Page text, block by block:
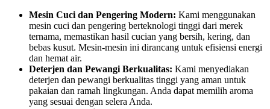
Mesin Cuci dan Pengering Modern: Kami menggunakan
mesin cuci dan pengering berteknologi tinggi dari merek
ternama, memastikan hasil cucian yang bersih, kering, dan
bebas kusut. Mesin-mesin ini dirancang untuk efisiensi energi
dan hemat air.
Deterjen dan Pewangi Berkualitas: Kami menyediakan
deterjen dan pewangi berkualitas tinggi yang aman untuk
pakaian dan ramah lingkungan. Anda dapat memilih aroma
yang sesuai dengan selera Anda.